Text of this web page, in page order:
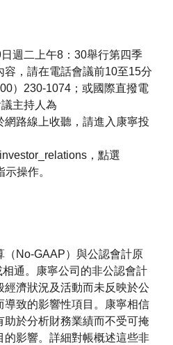
週二上午8：30舉行第四季
容，請在電話會議前10至15分
）230-1074；或國際直撥電
主持人為
網路線上收聽，請進入康寧投
，點選
示操作。
（No-GAAP）與公認會計原
通。康寧公司的非公認會計
經濟狀況及活動而未反映於公
導致的影響性項目。康寧相信
於分析財務業績而不受可掩
的影響。詳細對帳概述這些非